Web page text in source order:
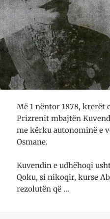
Më 1 nëntor 1878, krerët
Prizrenit mbajtën
me kërku autonominë e
Osmane.
Kuvendin e udhëhoqi
Qoku, si nikoqir, kurse
rezolutën që …